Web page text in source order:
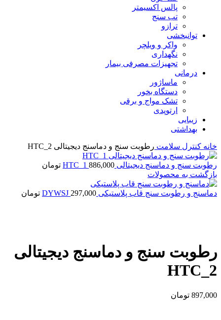
پالس اکسیمتر
تب سنج
ترازو
توانبخشی
واکر و ویلچر
نگهداری
تجهیزات مصرفی بیمار
درمانی
ماساژور
دستگاه بخور
تشک مواج و برقی
ارتوپدی
زیبایی
بهداشتی
خانه کنترل سلامت رطوبت سنج و دماسنج دیجیتالی HTC_2
رطوبت سنج و دماسنج دیجیتالی HTC_1 886,000
تومان
بازگشت به محصولات
دماسنج و رطوبت سنج قاب پلاستیکی DYWSJ 297,000 تومان
رطوبت سنج و دماسنج دیجیتالی
HTC_2
897,000 تومان